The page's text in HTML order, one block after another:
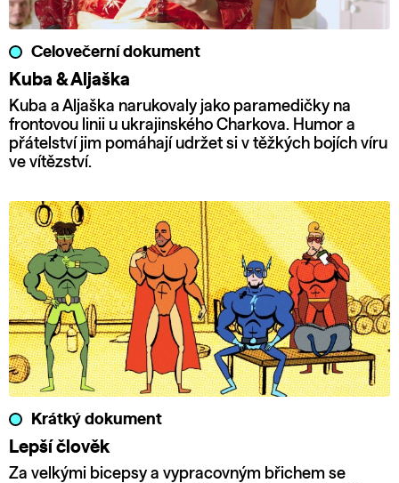
Celovečerní dokument
Kuba & Aljaška
Kuba a Aljaška narukovaly jako paramedičky na
frontovou linii u ukrajinského Charkova. Humor a
přátelství jim pomáhají udržet si v těžkých bojích víru
ve vítězství.
Krátký dokument
Lepší člověk
Za velkými bicepsy a vypracovným břichem se